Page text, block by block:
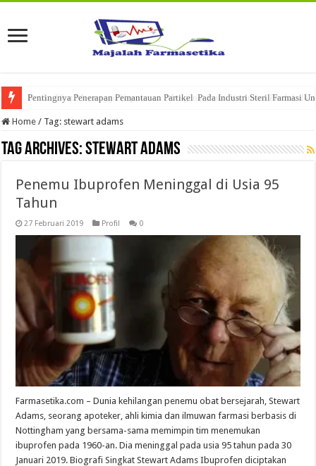
Pentingnya Penerapan Pemantauan Partikel Pada Industri Steril Farmasi
Home / Tag: stewart adams
Tag Archives:stewart adams
Penemu Ibuprofen Meninggal di Usia 95
Tahun
27 Februari 2019 Profil 0
Farmasetika.com – Dunia kehilangan penemu obat bersejarah, Stewart
Adams, seorang apoteker, ahli kimia dan ilmuwan farmasi berbasis di
Nottingham yang bersama-sama memimpin tim menemukan
ibuprofen pada 1960-an. Dia meninggal pada usia 95 tahun pada 30
Januari 2019. Biografi Singkat Stewart Adams Ibuprofen diciptakan